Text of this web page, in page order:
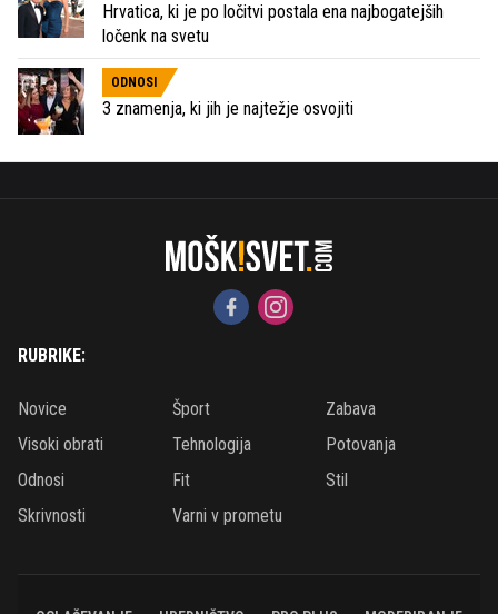
Hrvatica, ki je po ločitvi postala ena najbogatejših
ločenk na svetu
ODNOSI
3 znamenja, ki jih je najtežje osvojiti
RUBRIKE:
Novice Šport
Zabava
Visoki obrati
Tehnologija
Potovanja
Odnosi
Fit
Stil
Skrivnosti
Varni v prometu